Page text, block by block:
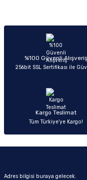
Ürün açıklamasında
Ürün bilgilerinde hatalar
Ürün fiyatı diğer
%100 Güvenli Alışveriş
256bit SSL Sertifikası ile
Kargo Teslimat
Tüm Türkiye’ye Kargo!
Adres bilgisi buraya gelecek.